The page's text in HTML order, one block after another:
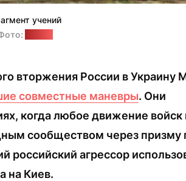
учений
вторжения России в Украину
совместные маневры. Они
когда любое движение войск
сообществом через призму
российский агрессор
на Киев.